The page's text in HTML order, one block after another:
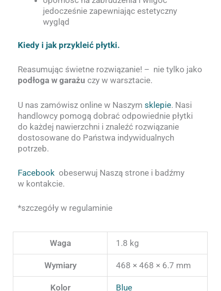
jedocześnie zapewniając estetyczny
wygląd
Kiedy i jak przykleić płytki.
Reasumując świetne rozwiązanie! – nie tylko jako
podłoga w garażu czy w warsztacie.
U nas zamówisz online w Naszymsklepie. Nasi
handlowcy pomogą dobrać odpowiednie płytki
do każdej nawierzchni i znaleźć rozwiązanie
dostosowane do Państwa indywidualnych
potrzeb.
Facebookobeserwuj Naszą strone i badźmy
w kontakcie.
*szczegóły w regulaminie
Waga 1.8 kg
Wymiary 468 × 468 × 6.7 mm
Kolor Blue